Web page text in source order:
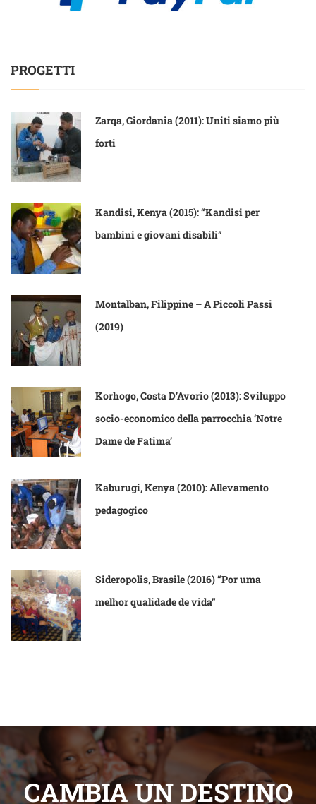
PROGETTI
Zarqa, Giordania (2011): Uniti siamo più
forti
Kandisi, Kenya (2015): “Kandisi per
bambini e giovani disabili”
Montalban, Filippine – A Piccoli Passi
(2019)
Korhogo, Costa D’Avorio (2013): Sviluppo
socio-economico della parrocchia ‘Notre
Dame de Fatima’
Kaburugi, Kenya (2010): Allevamento
pedagogico
Sideropolis, Brasile (2016) “Por uma
melhor qualidade de vida”
CAMBIA UN DESTINO